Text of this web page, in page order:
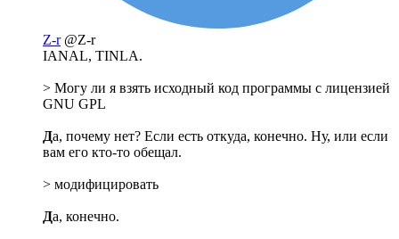
Z-r @Z-r
IANAL, TINLA.
> Могу ли я взять исходный код программы с лицензией
GNU GPL
Да, почему нет? Если есть откуда, конечно. Ну, или если
вам его кто-то обещал.
> модифицировать
Да, конечно.